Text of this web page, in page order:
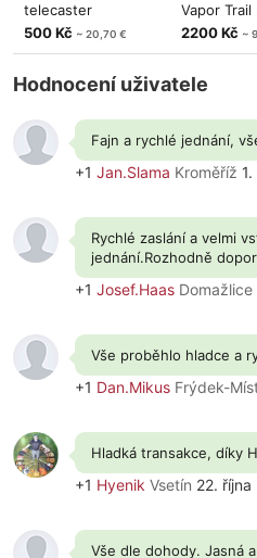
telecaster
500 Kč ~ 20,70 €
Vapor Trail
2200 Kč ~
Hodnocení uživatele
Fajn a rychlé jednání,
+1 Jan.Slama Kroměříž
Rychlé zaslání a velmi
jednání.Rozhodně
+1 Josef.Haas Domažlice
Vše proběhlo hladce a
+1 Dan.Mikus Frýdek-
Hladká transakce, díky
+1 Hyenik Vsetín 22. října
Vše dle dohody. Jasná